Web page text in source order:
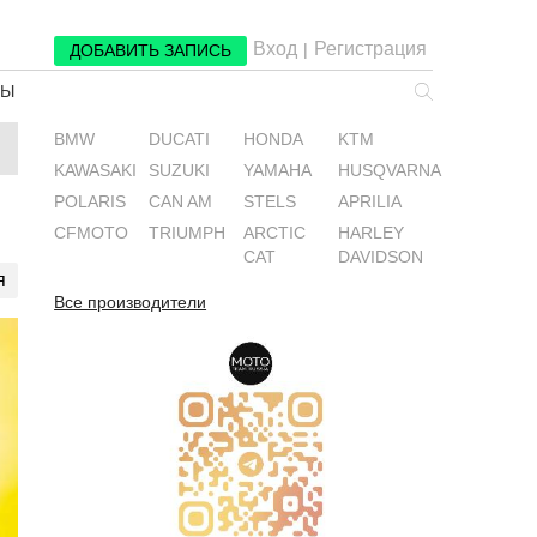
ДОБАВИТЬ ЗАПИСЬ Вход | Регистрация
BMW DUCATI HONDA
KTM
KAWASAKI
SUZUKI YAMAHA
HUSQVARNA
POLARIS
CAN AM STELS
APRILIA
CFMOTO
TRIUMPH
ARCTIC
CAT
HARLEY
DAVIDSON
Все производители